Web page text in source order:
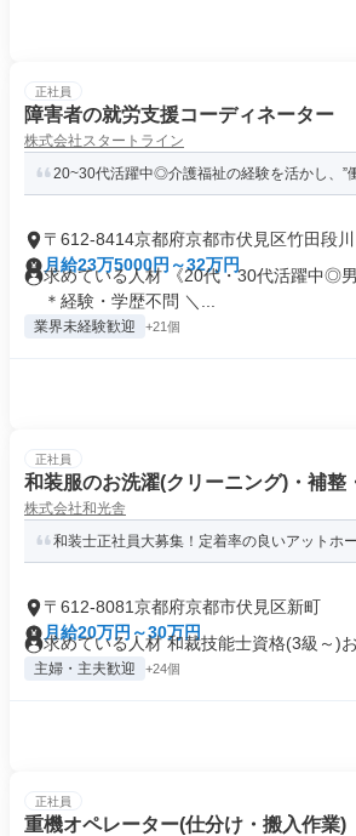
正社員
障害者の就労支援コーディネーター
株式会社スタートライン
20~30代活躍中◎介護福祉の経験を活かし、”
〒612-8414京都府京都市伏見区竹田段川
町
月給23万5000円～32万円
求めている人材 《20代・30代活躍中◎男
＊経験・学歴不問 ＼...
業界未経験歓迎 +21個
正社員
和装服のお洗濯(クリーニング)・補整
株式会社和光舎
和装士正社員大募集！定着率の良いアットホ
〒612-8081京都府京都市伏見区新町
月給20万円～30万円
求めている人材 和裁技能士資格(3級～)
主婦・主夫歓迎 +24個
正社員
重機オペレーター(仕分け・搬入作業)